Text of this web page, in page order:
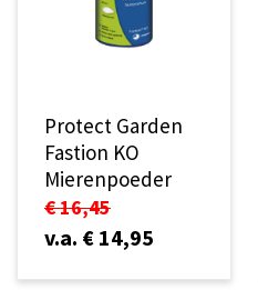
Protect Garden
Fastion KO
Mierenpoeder
€ 16,45
v.a. € 14,95